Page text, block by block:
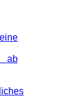
ab